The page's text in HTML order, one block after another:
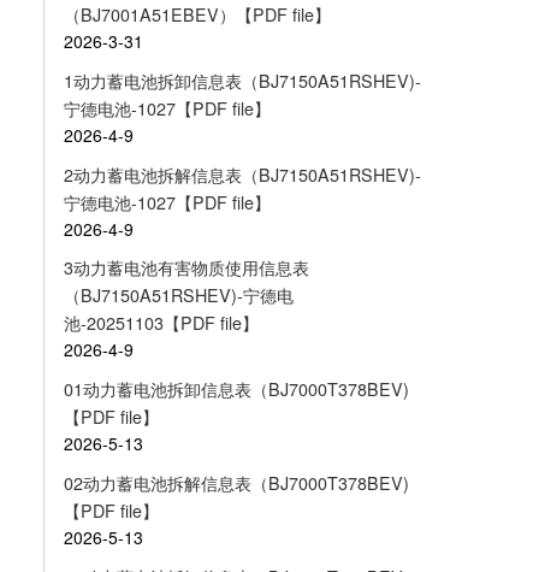
（BJ7001A51EBEV）【PDF file】
2026-3-31
1动力蓄电池拆卸信息表（BJ7150A51RSHEV)-
宁德电池-1027【PDF file】
2026-4-9
2动力蓄电池拆解信息表（BJ7150A51RSHEV)-
宁德电池-1027【PDF file】
2026-4-9
3动力蓄电池有害物质使用信息表
（BJ7150A51RSHEV)-宁德电
池-20251103【PDF file】
2026-4-9
01动力蓄电池拆卸信息表（BJ7000T378BEV)
【PDF file】
2026-5-13
02动力蓄电池拆解信息表（BJ7000T378BEV)
【PDF file】
2026-5-13